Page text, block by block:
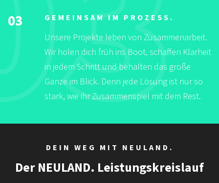
03 GEMEINSAM IM PROZESS.
Unsere Projekte leben von Zusammenarbeit.
Wir holen dich früh ins Boot, schaffen Klarheit
in jedem Schritt und behalten das große
Ganze im Blick. Denn jede Lösung ist nur so
stark, wie ihr Zusammenspiel mit dem Rest.
DEIN WEG MIT NEULAND.
Der NEULAND. Leistungskreislauf